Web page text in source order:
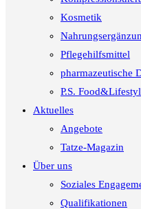
Kosmetik
Pflegehilfsmittel
pharmazeutische
P.S.
Aktuelles
Angebote
Tatze-Magazin
Über uns
Soziales
Qualifikationen